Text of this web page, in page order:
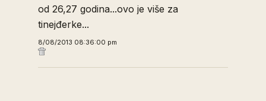
od 26,27 godina...ovo je više za
tinejđerke...
8/08/2013 08:36:00 pm